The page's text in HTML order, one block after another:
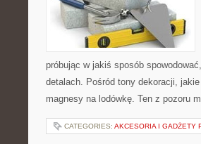
próbując w jakiś sposób
detalach. Pośród tony dekoracji,
magnesy na lodówkę. Ten z pozoru
CATEGORIES: AKCESORIA I GADŻETY